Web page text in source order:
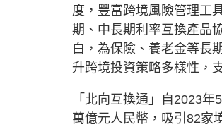
度，豐富跨境風險管理工
期、中長期利率互換產品
白，為保險、養老金等長
升跨境投資策略多樣性，
「北向互換通」自2023
萬億元人民幣，吸引82家